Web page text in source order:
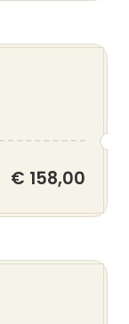
€ 158,00